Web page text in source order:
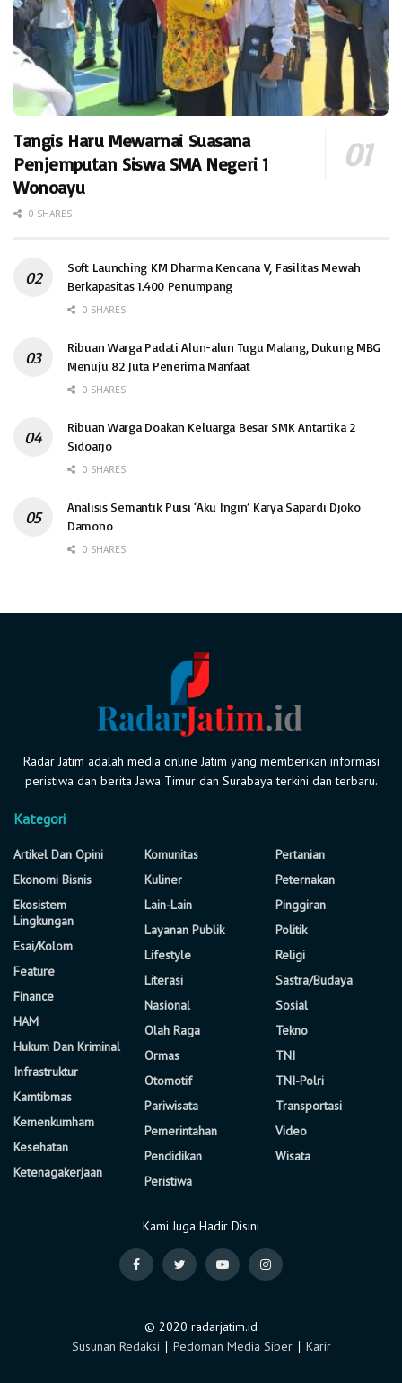
Tangis Haru Mewarnai Suasana
Penjemputan Siswa SMA Negeri 1
Wonoayu
0 SHARES
Soft Launching KM Dharma Kencana V, Fasilitas Mewah
Berkapasitas 1.400 Penumpang
0 SHARES
Ribuan Warga Padati Alun-alun Tugu Malang, Dukung MBG
Menuju 82 Juta Penerima Manfaat
0 SHARES
Ribuan Warga Doakan Keluarga Besar SMK Antartika 2
Sidoarjo
0 SHARES
Analisis Semantik Puisi ‘Aku Ingin’ Karya Sapardi Djoko
Damono
0 SHARES
Radar Jatim adalah media online Jatim yang memberikan informasi
peristiwa dan berita Jawa Timur dan Surabaya terkini dan terbaru.
Kategori
Artikel Dan Opini
Ekonomi Bisnis
Ekosistem
Lingkungan
Esai/Kolom
Feature
Finance
HAM
Hukum Dan Kriminal
Infrastruktur
Kamtibmas
Kemenkumham
Kesehatan
Ketenagakerjaan
Komunitas
Kuliner
Lain-Lain
Layanan Publik
Lifestyle
Literasi
Nasional
Olah Raga
Ormas
Otomotif
Pariwisata
Pemerintahan
Pendidikan
Peristiwa
Pertanian
Peternakan
Pinggiran
Politik
Religi
Sastra/Budaya
Sosial
Tekno
TNI
TNI-Polri
Transportasi
Video
Wisata
Kami Juga Hadir Disini
© 2020 radarjatim.id
Susunan Redaksi ∣ Pedoman Media Siber∣ Karir